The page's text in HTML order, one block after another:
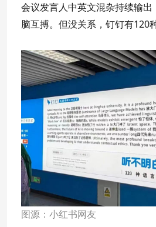
会议发言人中英文混杂持续输
脑互搏。但没关系，钉钉有120
图源：小红书网友